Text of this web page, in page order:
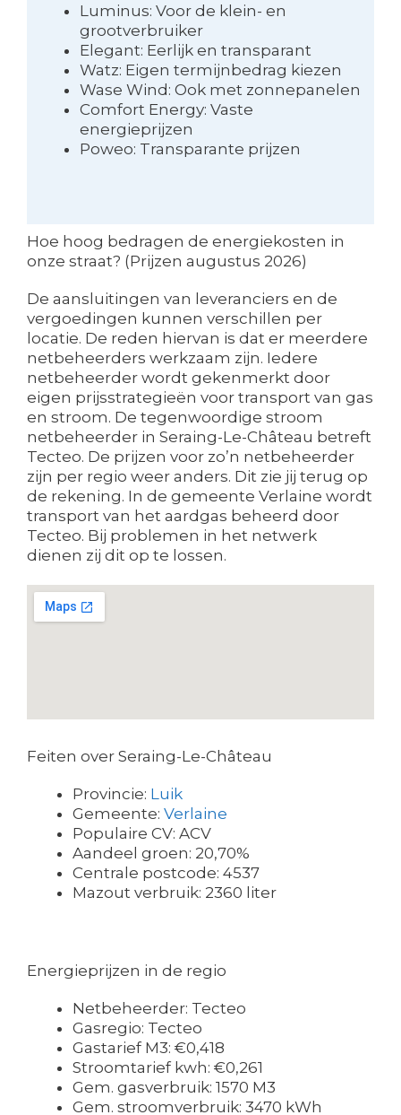
Luminus: Voor de klein- en
grootverbruiker
Elegant: Eerlijk en transparant
Watz: Eigen termijnbedrag kiezen
Wase Wind: Ook met zonnepanelen
Comfort Energy: Vaste
energieprijzen
Poweo: Transparante prijzen
Hoe hoog bedragen de energiekosten in
onze straat? (Prijzen augustus 2026)
De aansluitingen van leveranciers en de
vergoedingen kunnen verschillen per
locatie. De reden hiervan is dat er meerdere
netbeheerders werkzaam zijn. Iedere
netbeheerder wordt gekenmerkt door
eigen prijsstrategieën voor transport van gas
en stroom. De tegenwoordige stroom
netbeheerder in Seraing-Le-Château betreft
Tecteo. De prijzen voor zo’n netbeheerder
zijn per regio weer anders. Dit zie jij terug op
de rekening. In de gemeente Verlaine wordt
transport van het aardgas beheerd door
Tecteo. Bij problemen in het netwerk
dienen zij dit op te lossen.
Feiten over Seraing-Le-Château
Provincie: Luik
Gemeente: Verlaine
Populaire CV: ACV
Aandeel groen: 20,70%
Centrale postcode: 4537
Mazout verbruik: 2360 liter
Energieprijzen in de regio
Netbeheerder: Tecteo
Gasregio: Tecteo
Gastarief M3: €0,418
Stroomtarief kwh: €0,261
Gem. gasverbruik: 1570 M3
Gem. stroomverbruik: 3470 kWh